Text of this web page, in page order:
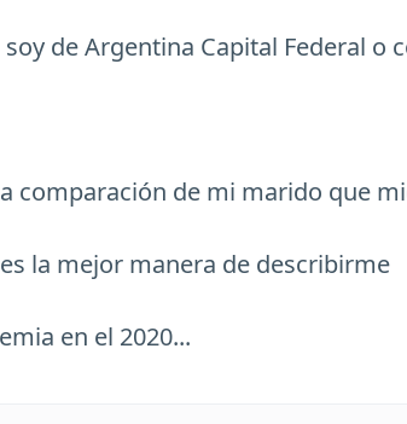
de Argentina Capital Federal o
comparación de mi marido que
la mejor manera de describirme
en el 2020...